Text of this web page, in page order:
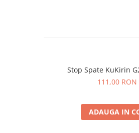
Stop Spate KuKirin
111,00 RON
ADAUGA IN